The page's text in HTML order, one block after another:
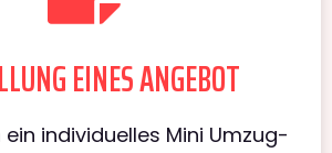
EINES ANGEBOT
individuelles Mini Umzug-